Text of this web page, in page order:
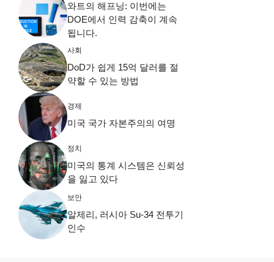
와트의 해프닝: 이번에는
DOE에서 인력 감축이 계속
됩니다.
사회
DoD가 쉽게 15억 달러를 절
약할 수 있는 방법
경제
미국 국가 자본주의의 여명
정치
미국의 통계 시스템은 신뢰성
을 잃고 있다
보안
알제리, 러시아 Su-34 전투기
인수